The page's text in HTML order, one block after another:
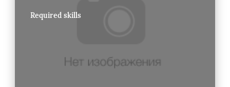
Required skills